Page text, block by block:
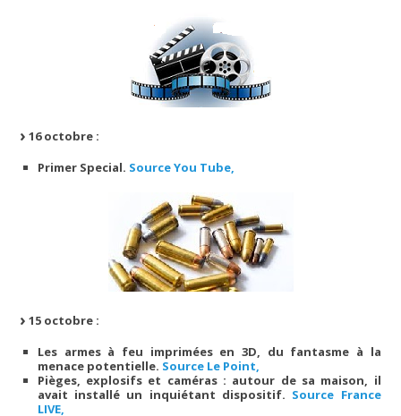
16 octobre :
Primer Special. Source You Tube,
15 octobre :
Les armes à feu imprimées en 3D, du fantasme à la
menace potentielle. Source Le Point,
Pièges, explosifs et caméras : autour de sa maison, il
avait installé un inquiétant dispositif. Source France
LIVE,